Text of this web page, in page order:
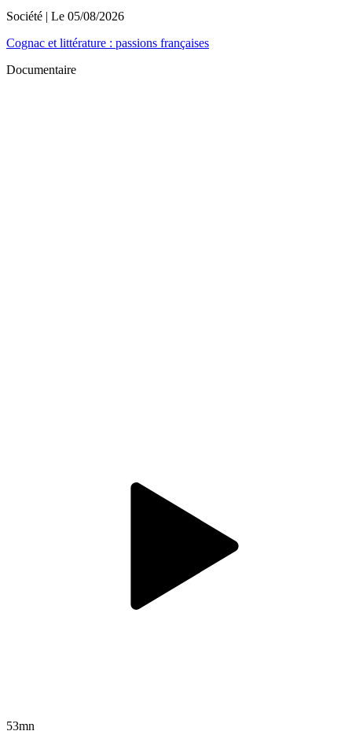
Société | Le 05/08/2026
Cognac et littérature : passions françaises
Documentaire
53mn